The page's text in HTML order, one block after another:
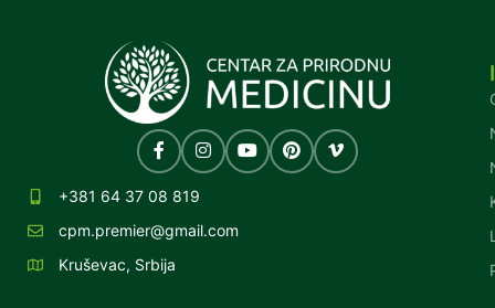
+381 64 37 08 819
cpm.premier@gmail.com
Kruševac, Srbija